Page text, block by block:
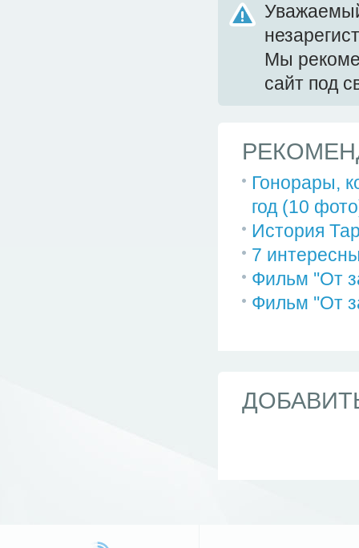
Мы
сайт под
Гонорары,
год (10
История
7
Фильм ''От
Фильм ''От